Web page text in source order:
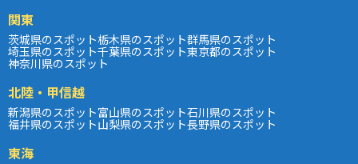
関東
茨城県のスポット栃木県のスポット群馬県のスポット
埼玉県のスポット千葉県のスポット東京都のスポット
神奈川県のスポット
北陸・甲信越
新潟県のスポット富山県のスポット石川県のスポット
福井県のスポット山梨県のスポット長野県のスポット
東海